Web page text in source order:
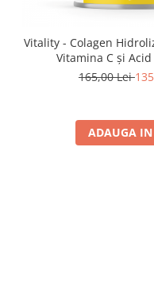
Vitality - Colagen
Vitamina C și
165,00 Lei
ADAUGA IN